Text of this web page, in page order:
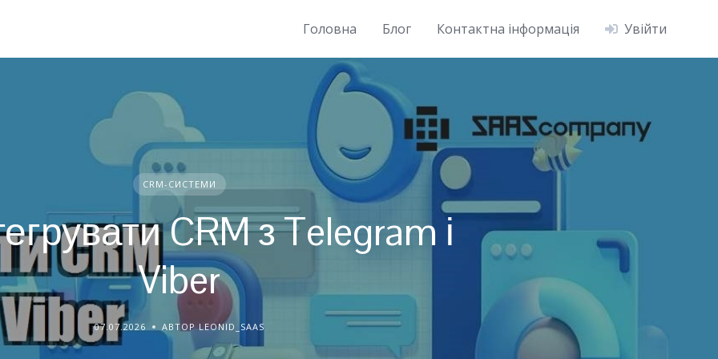
Головна Блог Контактна інформація Увійти
CRM-СИСТЕМИ
CRM з Telegram і
Viber
07.07.2026 АВТОР LEONID_SAAS